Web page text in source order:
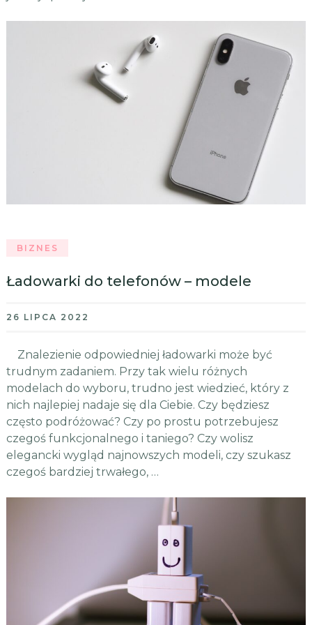
BIZNES
Ładowarki do telefonów – modele
26 LIPCA 2022
Znalezienie odpowiedniej ładowarki może być
trudnym zadaniem. Przy tak wielu różnych
modelach do wyboru, trudno jest wiedzieć, który z
nich najlepiej nadaje się dla Ciebie. Czy będziesz
często podróżować? Czy po prostu potrzebujesz
czegoś funkcjonalnego i taniego? Czy wolisz
elegancki wygląd najnowszych modeli, czy szukasz
czegoś bardziej trwałego, …